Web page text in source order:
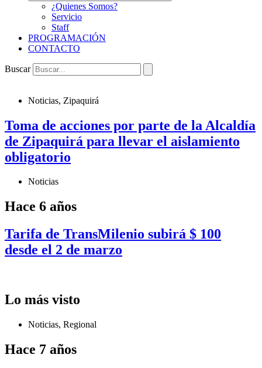
¿Quienes Somos?
Servicio
Staff
PROGRAMACIÓN
CONTACTO
Buscar
Noticias, Zipaquirá
Toma de acciones por parte de la Alcaldía
de Zipaquirá para llevar el aislamiento
obligatorio
Noticias
Hace 6 años
Tarifa de TransMilenio subirá $ 100
desde el 2 de marzo
Lo más visto
Noticias, Regional
Hace 7 años